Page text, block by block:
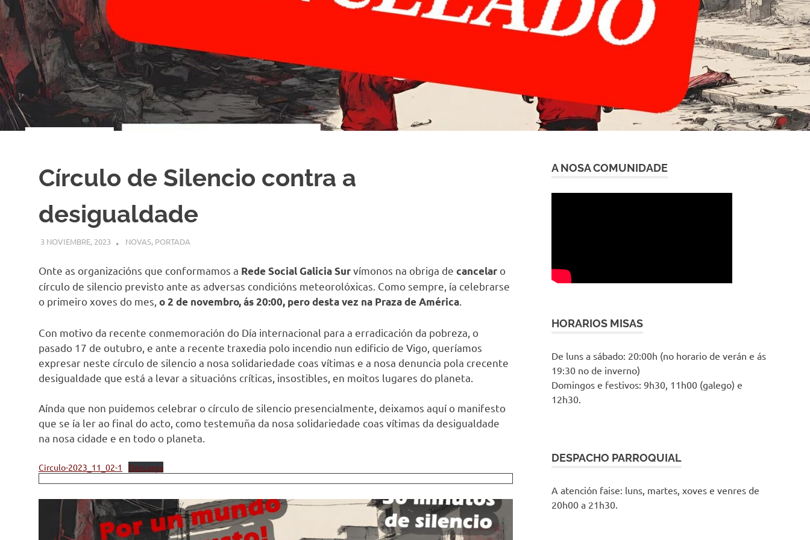
Círculo de Silencio contra a
desigualdade
3 NOVIEMBRE, 2023 COMUNIDADE
NOVAS, PORTADA
Onte as organizacións que conformamos a Rede Social Galicia Survímonos na obriga de cancelar o
círculo de silencio previsto ante as adversas condicións meteorolóxicas. Como sempre, ía celebrarse
o primeiro xoves do mes, o 2 de novembro, ás 20:00, pero desta vez na Praza de América
Con motivo da recente conmemoración do Día internacional para a erradicación da pobreza, o
pasado 17 de outubro, e ante a recente traxedia polo incendio nun edificio de Vigo, queríamos
expresar neste círculo de silencio a nosa solidariedade coas vítimas e a nosa denuncia pola crecente
desigualdade que está a levar a situacións críticas, insostibles, en moitos lugares do planeta.
Aínda que non puidemos celebrar o círculo de silencio presencialmente, deixamos aquí o manifesto
que se ía ler ao final do acto, como testemuña da nosa solidariedade coas vítimas da desigualdade
na nosa cidade e en todo o planeta.
Circulo-2023_11_02-1 Descarga
A NOSA COMUNIDADE
HORARIOS MISAS
De luns a sábado: 20:00h (no horario de verán e ás
19:30 no de inverno)
Domingos e festivos: 9h30, 11h00 (galego) e
12h30.
DESPACHO PARROQUIAL
A atención faise: luns, martes, xoves e venres de
20h00 a 21h30.